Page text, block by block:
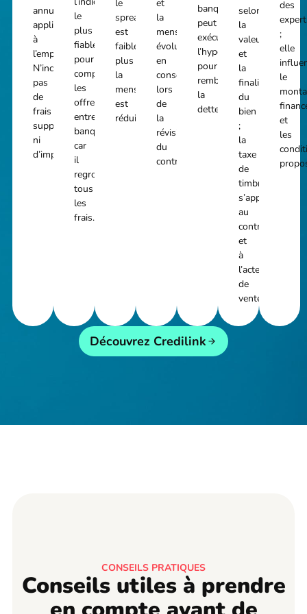
annuel
appliqué
à
l’emprunt.
N’inclut
pas
de
frais
supplémentaires
ni
d’impôts.
le
plus
fiable
pour
comparer
les
offres
entre
banques,
car
il
regroupe
tous
les
frais.
le
spread
est
faible,
plus
la
mensualité
est
réduite.
et
la
mensualité
évoluent
en
conséquence
lors
de
la
révision
du
contrat.
banque
peut
exécuter
l’hypothèque
pour
rembourser
la
dette.
selon
la
valeur
et
la
finalité
du
bien
;
la
taxe
de
timbre
s’applique
au
contrat
et
à
l’acte
de
vente.
des
;
elle
le
et
les
Découvrez Credilink
CONSEILS PRATIQUES
Conseils utiles à prendre